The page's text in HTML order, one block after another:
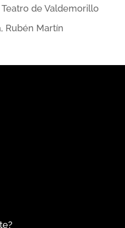
de Valdemorillo
Rubén Martín